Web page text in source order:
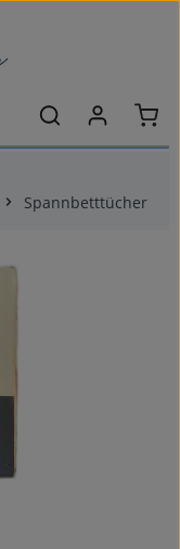
Spannbetttücher